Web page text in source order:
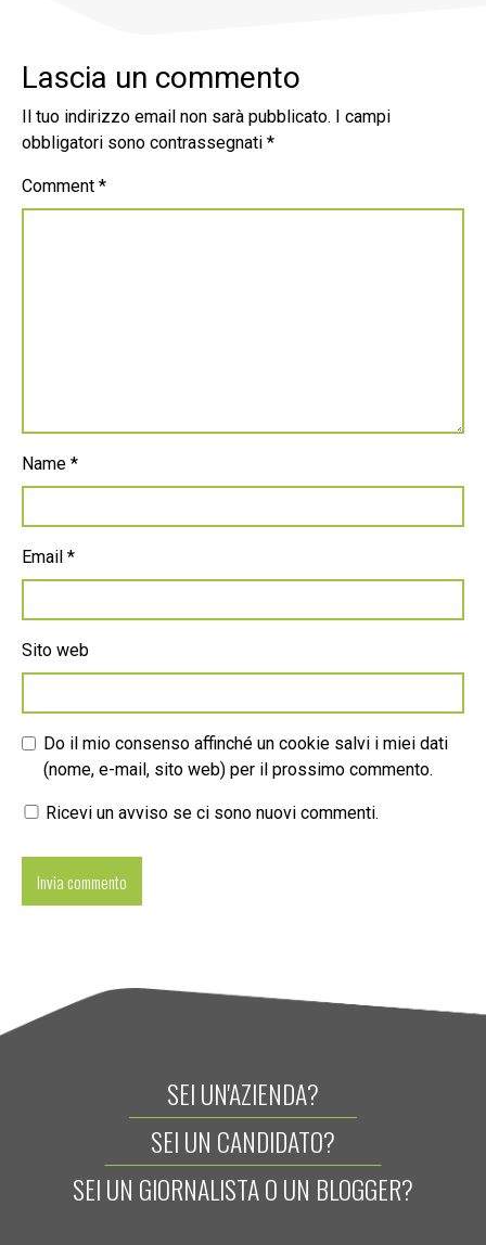
Lascia un commento
Il tuo indirizzo email non sarà pubblicato.
I campi
obbligatori sono contrassegnati *
Comment *
Name *
Email *
Sito web
Do il mio consenso affinché un cookie salvi i miei dati
(nome, e-mail, sito web) per il prossimo commento.
Ricevi un avviso se ci sono nuovi commenti.
SEI UN'AZIENDA?
SEI UN CANDIDATO?
SEI UN GIORNALISTA O UN BLOGGER?